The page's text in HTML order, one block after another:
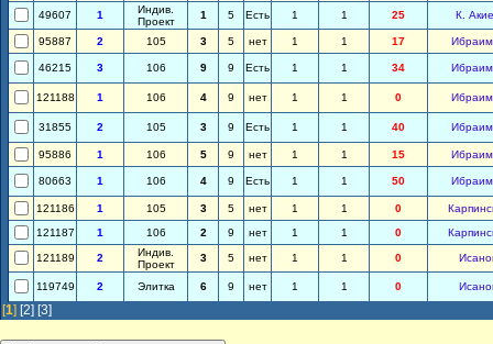
49607 1
Индив.
Проект
1 5 Есть 1 1 25 К.
95887 2 105 3 5 нет 1 1 17
46215 3 106 9 9 Есть 1 1 34
121188 1 106 4 9 нет 1 1 0
31855 2 105 3 9 Есть 1 1 40
95886 1 106 5 9 нет 1 1 15
80663 1 106 4 9 Есть 1 1 50
121186 1 105 3 5 нет 1 1 0
121187
1 106 2 9 нет 1 1 0
121189 2
Индив.
Проект
3 5 нет 1 1 0
119749 2 Элитка 6 9 нет 1 1 0
[1] [2] [3]